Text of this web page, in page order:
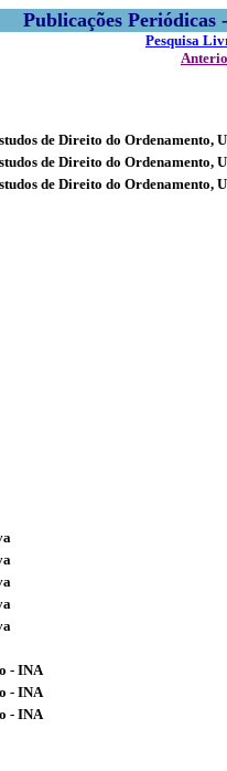
Publicações
Pesquisa
de Direito do Ordenamento,
de Direito do Ordenamento,
de Direito do Ordenamento,
- INA
- INA
- INA